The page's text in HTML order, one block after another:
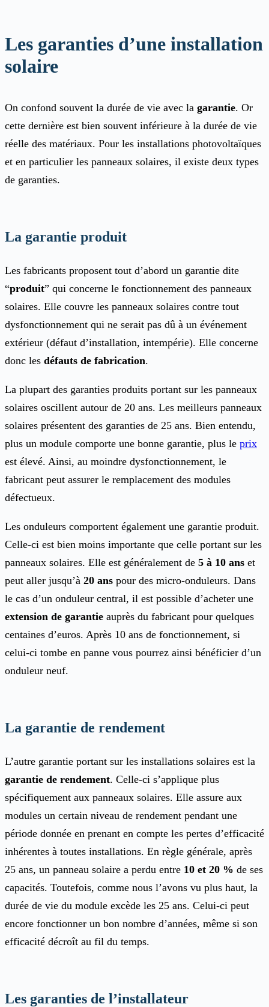
Les garanties d’une installation
solaire
On confond souvent la durée de vie avec la garantie. Or
cette dernière est bien souvent inférieure à la durée de vie
réelle des matériaux. Pour les installations photovoltaïques
et en particulier les panneaux solaires, il existe deux types
de garanties.
La garantie produit
Les fabricants proposent tout d’abord un garantie dite
“produit” qui concerne le fonctionnement des panneaux
solaires. Elle couvre les panneaux solaires contre tout
dysfonctionnement qui ne serait pas dû à un événement
extérieur (défaut d’installation, intempérie). Elle concerne
donc les défauts de fabrication.
La plupart des garanties produits portant sur les panneaux
solaires oscillent autour de 20 ans. Les meilleurs panneaux
solaires présentent des garanties de 25 ans. Bien entendu,
plus un module comporte une bonne garantie, plus le prix
est élevé. Ainsi, au moindre dysfonctionnement, le
fabricant peut assurer le remplacement des modules
défectueux.
Les onduleurs comportent également une garantie produit.
Celle-ci est bien moins importante que celle portant sur les
panneaux solaires. Elle est généralement de 5 à 10 ans et
peut aller jusqu’à 20 ans pour des micro-onduleurs. Dans
le cas d’un onduleur central, il est possible d’acheter une
extension de garantie auprès du fabricant pour quelques
centaines d’euros. Après 10 ans de fonctionnement, si
celui-ci tombe en panne vous pourrez ainsi bénéficier d’un
onduleur neuf.
La garantie de rendement
L’autre garantie portant sur les installations solaires est la
garantie de rendement. Celle-ci s’applique plus
spécifiquement aux panneaux solaires. Elle assure aux
modules un certain niveau de rendement pendant une
période donnée en prenant en compte les pertes d’efficacité
inhérentes à toutes installations. En règle générale, après
25 ans, un panneau solaire a perdu entre 10 et 20 % de ses
capacités. Toutefois, comme nous l’avons vu plus haut, la
durée de vie du module excède les 25 ans. Celui-ci peut
encore fonctionner un bon nombre d’années, même si son
efficacité décroît au fil du temps.
Les garanties de l’installateur